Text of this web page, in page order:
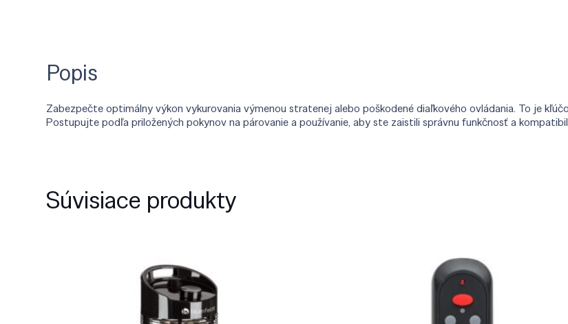
Popis
Zabezpečte optimálny výkon vykurovania výmenou stratenej alebo poškodené diaľkového ovládania. To je
Postupujte podľa priložených pokynov na párovanie a používanie, aby ste zaistili správnu funkčnosť a
Súvisiace produkty